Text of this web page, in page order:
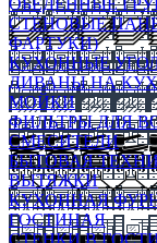
ОБЕДЕННЫЕ
СТЕНОВЫЕ
ФАРТУКИ)
КУХОННЫЕ
ДИВАНЫ НА
МОЙКИ
ФИЛЬТРЫ ДЛЯ
СМЕСИТЕЛИ
БЫТОВАЯ
ВЫТЯЖКИ
КУХОННАЯ
ГОСТИНАЯ